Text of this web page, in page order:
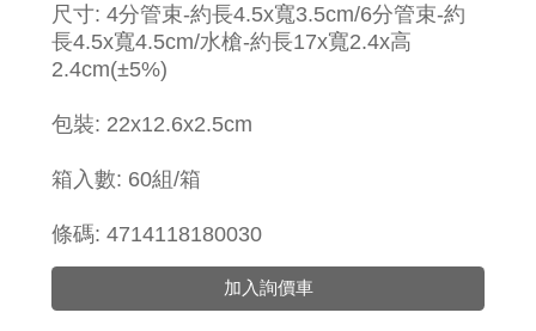
尺寸: 4分管束-約長4.5x寬3.5cm/6分管束-約
長4.5x寬4.5cm/水槍-約長17x寬2.4x高
2.4cm(±5%)
包裝: 22x12.6x2.5cm
箱入數: 60組/箱
條碼: 4714118180030
加入詢價車